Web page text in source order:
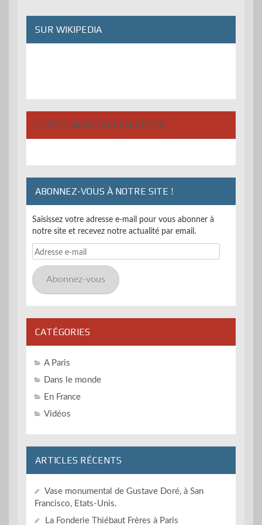
SUR WIKIPEDIA
SUIVEZ-NOUS SUR FACEBOOK
ABONNEZ-VOUS À NOTRE SITE !
Saisissez votre adresse e-mail pour vous abonner à
notre site et recevez notre actualité par email.
Adresse
e-
mail
Abonnez-vous
CATÉGORIES
A Paris
Dans le monde
En France
Vidéos
ARTICLES RÉCENTS
Vase monumental de Gustave Doré, à San
Francisco, Etats-Unis.
La Fonderie Thiébaut Frères à Paris